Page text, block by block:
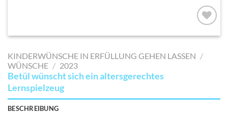
AUF MEINE
SETZEN
KINDERWÜNSCHE IN ERFÜLLUNG GEHEN LASSEN /
WÜNSCHE / 2023
Betül wünscht sich ein altersgerechtes
Lernspielzeug
BESCHREIBUNG